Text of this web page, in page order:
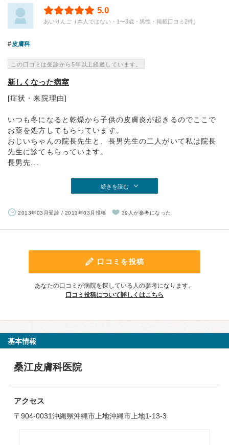
5.0
あいりんご（本人ではない・1〜3歳・男性・掲載口コミ2件）
皮膚科
この口コミは受診から5年以上経過しています。
新しくなった病室
[症状・来院理由]
いつも冬になると乾燥から子供の皮膚炎が起きるのでここで
お薬を処方してもらっています。
おじいちゃんの院長先生と、長男先生の二人がいて私は院長
先生に診てもらっています。
長男先...
続きを読む
2013年03月受診 / 2013年03月投稿 39人が参考になった
口コミを投稿
あなたの口コミが病院を探している人の参考になります。
口コミ投稿について詳しくはこちら
基本情報
桑江皮膚科医院
アクセス
〒904-0031沖縄県沖縄市上地沖縄市上地1-13-3